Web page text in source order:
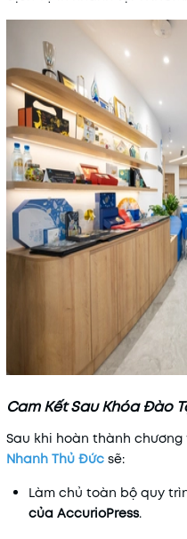
Cam Kết Sau Khóa Đào
Sau khi hoàn thành
Nhanh Thủ Đức sẽ:
Làm chủ toàn bộ quy
của AccurioPress.